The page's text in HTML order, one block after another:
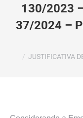
130/2023
37/2024 –
JUSTIFICATIVA